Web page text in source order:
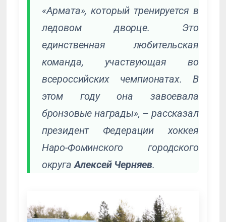
«Армата», который тренируется в
ледовом дворце. Это
единственная любительская
команда, участвующая во
всероссийских чемпионатах. В
этом году она завоевала
бронзовые награды», – рассказал
президент Федерации хоккея
Наро-Фоминского городского
округаАлексей Черняев.